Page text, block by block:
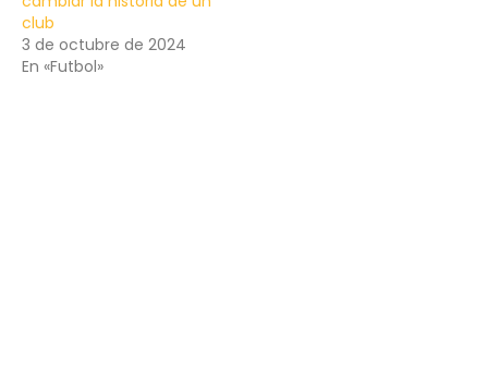
club
3 de octubre de 2024
En «Futbol»